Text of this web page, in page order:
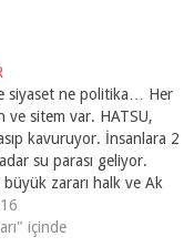
siyaset ne politika… Her
ve sitem var. HATSU,
kavuruyor. İnsanlara 2
su parası geliyor.
zararı halk ve Ak
Bu duruma
bulmalıdır. Hatay’da
içinde